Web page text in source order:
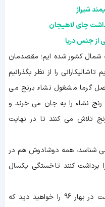
شیراز
چای لاهیجان
از جنس دریا
کشور شده ایم؛ مقصدمان
را از نظر بگذرانیم
گرما مشغول نشاء برنج می
نشاء را به جان می خرند و
تلاش می کنند تا در نهایت
شناسد، همه دوشادوش هم در
برداشت کنند تا خستگی یکسال
در ادامه تصاویری از نشاء برنج در رشت در بهار 96 را خواهید دید که